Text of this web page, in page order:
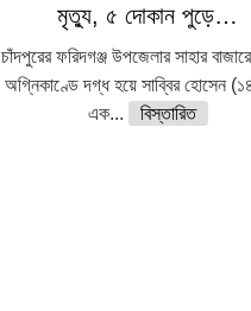
মৃত্যু, ৫ দোকান পুড়ে…
চাঁদপুরের ফরিদগঞ্জ উপজেলার সাহার
অগ্নিকাণ্ডে দগ্ধ হয়ে সাব্বির হোসেন
এক...
বিস্তারিত